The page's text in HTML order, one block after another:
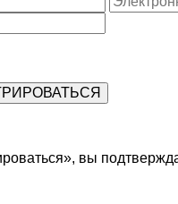
вы